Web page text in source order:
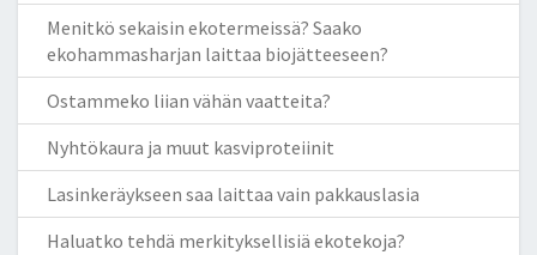
Menitkö sekaisin ekotermeissä? Saako
ekohammasharjan laittaa biojätteeseen?
Ostammeko liian vähän vaatteita?
Nyhtökaura ja muut kasviproteiinit
Lasinkeräykseen saa laittaa vain pakkauslasia
Haluatko tehdä merkityksellisiä ekotekoja?